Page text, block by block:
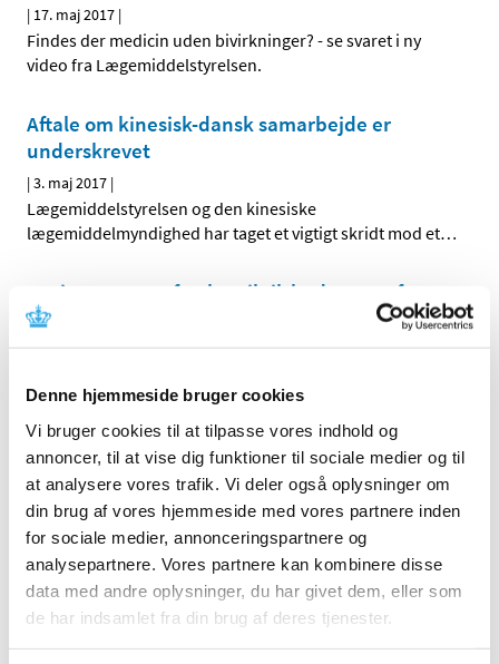
Denne hjemmeside bruger cookies
Vi bruger cookies til at tilpasse vores indhold og
annoncer, til at vise dig funktioner til sociale medier og til
at analysere vores trafik. Vi deler også oplysninger om
din brug af vores hjemmeside med vores partnere inden
for sociale medier, annonceringspartnere og
analysepartnere. Vores partnere kan kombinere disse
data med andre oplysninger, du har givet dem, eller som
de har indsamlet fra din brug af deres tjenester.
| 17. maj 2017 |
Findes der medicin uden bivirkninger? - se svaret i ny
video fra Lægemiddelstyrelsen.
Aftale om kinesisk-dansk samarbejde er
underskrevet
|3. maj 2017 |
Lægemiddelstyrelsen og den kinesiske
lægemiddelmyndighed har taget et vigtigt skridt mod et…
Høring over nyt forslag til tilskudsstatus for
medicin mod astma og KOL
|2. maj 2017|
tilskudsstatus for medicin mod astma og KOL
Forsyningsvanskeligheder på Antabus 400 mg
brusetabletter
|2. maj 2017
Virksomheden Actavis A/S har meddelt
Lægemiddelstyrelsen, at der er problemer med at …
Alle (2506)